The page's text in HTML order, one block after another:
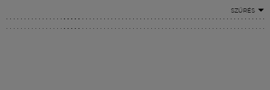
SZŰRÉS